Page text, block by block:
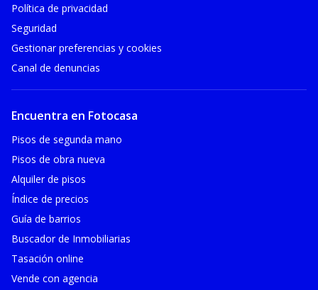
Política de privacidad
Seguridad
Gestionar preferencias y cookies
Canal de denuncias
Encuentra en Fotocasa
Pisos de segunda mano
Pisos de obra nueva
Alquiler de pisos
Índice de precios
Guía de barrios
Buscador de Inmobiliarias
Tasación online
Vende con agencia